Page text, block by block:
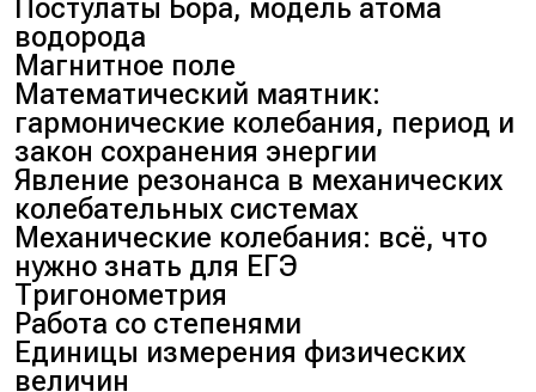
Постулаты Бора, модель атома
водорода
Магнитное поле
Математический маятник:
гармонические колебания, период и
закон сохранения энергии
Явление резонанса в механических
колебательных системах
Механические колебания: всё, что
нужно знать для ЕГЭ
Тригонометрия
Работа со степенями
Единицы измерения физических
величин